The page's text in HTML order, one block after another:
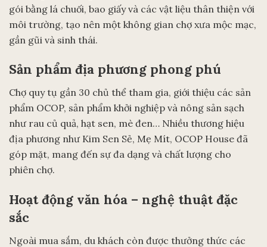
gói bằng lá chuối, bao giấy và các vật liệu thân thiện với
môi trường, tạo nên một không gian chợ xưa mộc mạc,
gần gũi và sinh thái.
Sản phẩm địa phương phong phú
Chợ quy tụ gần 30 chủ thể tham gia, giới thiệu các sản
phẩm OCOP, sản phẩm khởi nghiệp và nông sản sạch
như rau củ quả, hạt sen, mè đen… Nhiều thương hiệu
địa phương như Kim Sen Sẻ, Mẹ Mít, OCOP House đã
góp mặt, mang đến sự đa dạng và chất lượng cho
phiên chợ.
Hoạt động văn hóa – nghệ thuật đặc
sắc
Ngoài mua sắm, du khách còn được thưởng thức các